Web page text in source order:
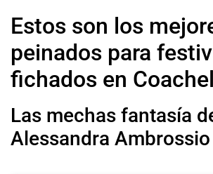
Estos son los
peinados para
fichados en
Las mechas fantasía
Alessandra Ambrossio